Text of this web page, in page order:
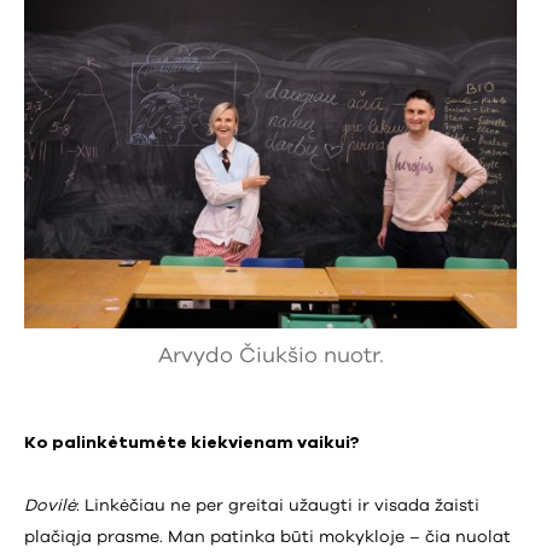
Arvydo Čiukšio nuotr.
Ko palinkėtumėte kiekvienam vaikui?
Dovilė: Linkėčiau ne per greitai užaugti ir visada žaisti
plačiąja prasme. Man patinka būti mokykloje – čia nuolat